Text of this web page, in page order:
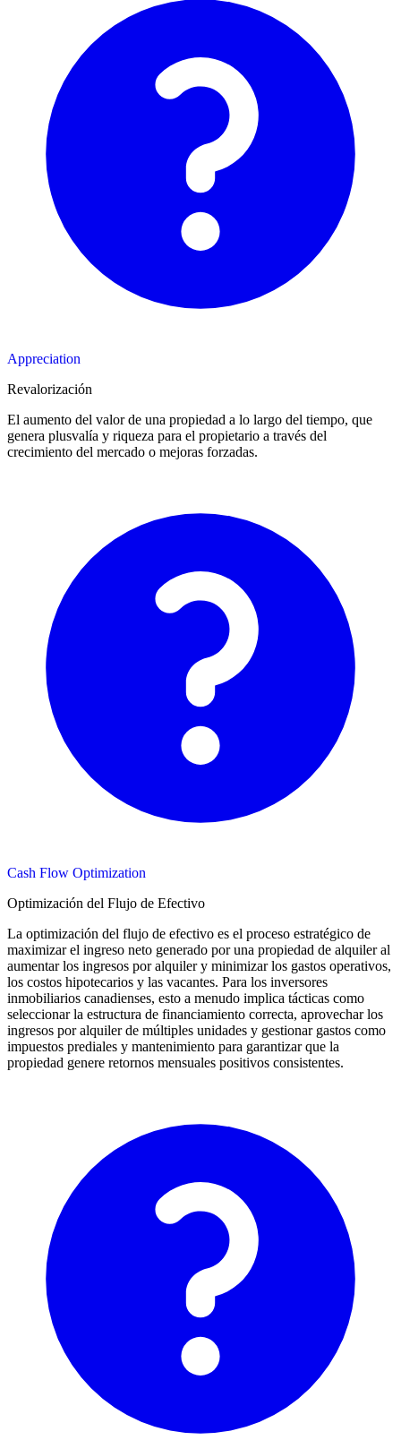
Appreciation
Revalorización
El aumento del valor de una propiedad a lo largo del tiempo, que
genera plusvalía y riqueza para el propietario a través del
crecimiento del mercado o mejoras forzadas.
Cash Flow Optimization
Optimización del Flujo de Efectivo
La optimización del flujo de efectivo es el proceso estratégico de
maximizar el ingreso neto generado por una propiedad de alquiler al
aumentar los ingresos por alquiler y minimizar los gastos operativos,
los costos hipotecarios y las vacantes. Para los inversores
inmobiliarios canadienses, esto a menudo implica tácticas como
seleccionar la estructura de financiamiento correcta, aprovechar los
ingresos por alquiler de múltiples unidades y gestionar gastos como
impuestos prediales y mantenimiento para garantizar que la
propiedad genere retornos mensuales positivos consistentes.